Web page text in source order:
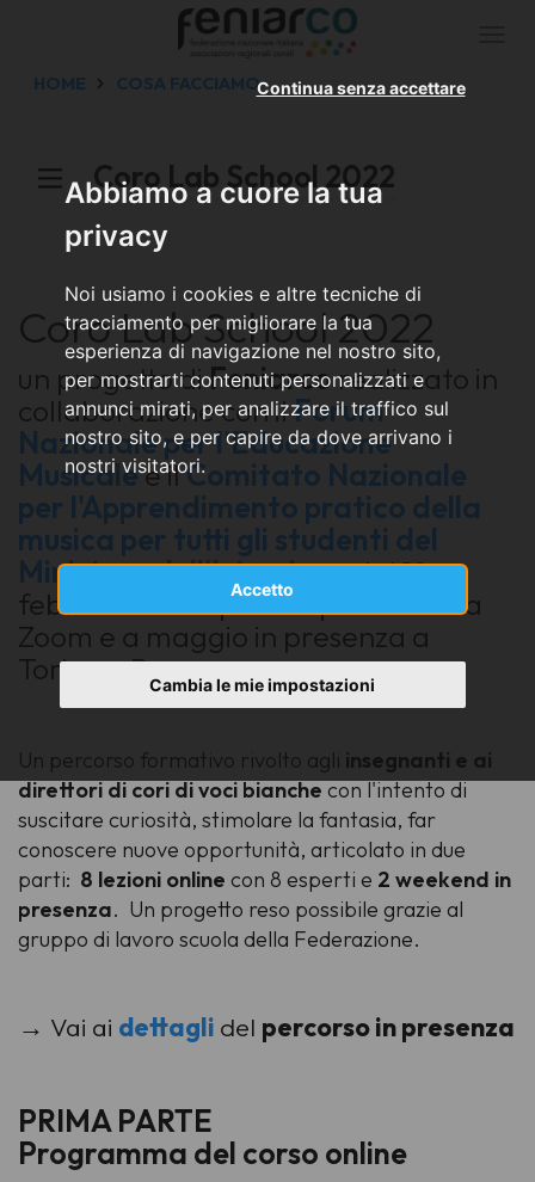
Abbiamo a cuore la tua
privacy
Noi usiamo i cookies e altre tecniche di
tracciamento per migliorare la tua
esperienza di navigazione nel nostro sito,
per mostrarti contenuti personalizzati e
annunci mirati, per analizzare il traffico sul
nostro sito, e per capire da dove arrivano i
nostri visitatori.
Accetto
Continua senza accettare
Cambia le mie impostazioni
HOME COSA FACCIAMO
Coro Lab School 2022
Coro Lab School 2022
un progetto diFeniarcorealizzato in
collaborazione con ilForum
Nazionale per l'Educazione
Musicalee ilComitato Nazionale
per l'Apprendimento pratico della
musica per tutti gli studenti del
Ministero dell'Istruzionedal 18
febbraio all'8 aprile su piattaforma
Zoom e a maggio in presenza a
Torino e Roma.
Un percorso formativo rivolto agli insegnanti e ai
direttori di cori di voci bianchecon l'intento di
suscitare curiosità, stimolare la fantasia, far
conoscere nuove opportunità, articolato in due
parti: 8 lezioni online con 8 esperti e 2 weekend in
presenza. Un progetto reso possibile grazie al
gruppo di lavoro scuola della Federazione.
→ Vai ai dettagli del percorso in presenza
PRIMA PARTE
Programma del corso online